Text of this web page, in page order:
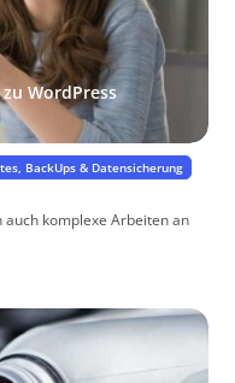
WordPress
BackUps & Datensicherung
komplexe Arbeiten an